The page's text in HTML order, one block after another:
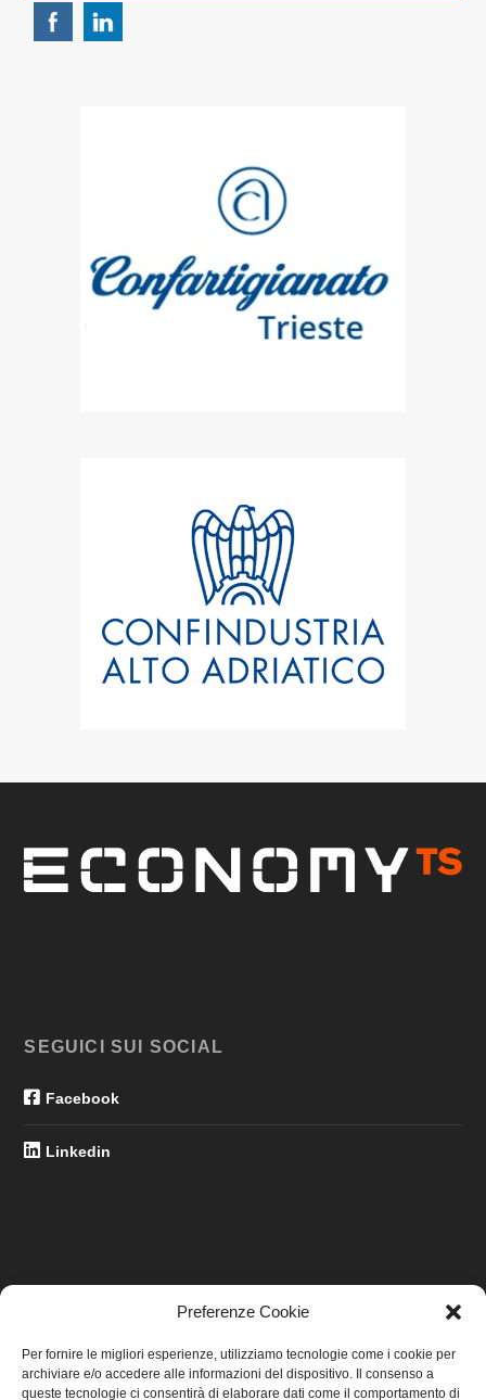
Preferenze Cookie
Per fornire le migliori esperienze, utilizziamo tecnologie come i cookie per
archiviare e/o accedere alle informazioni del dispositivo. Il consenso a
queste tecnologie ci consentirà di elaborare dati come il comportamento di
SEGUICI SUI SOCIAL
Facebook
Linkedin
Home